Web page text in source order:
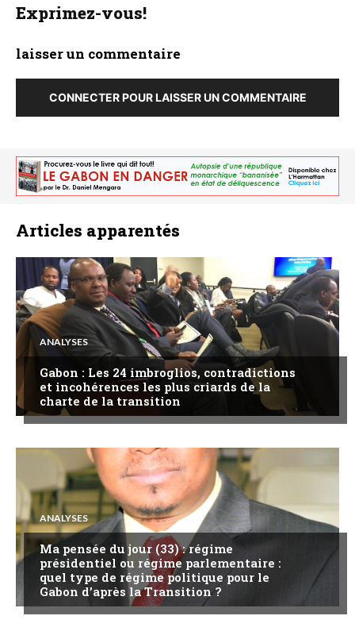
Exprimez-vous!
laisser un commentaire
CONNECTER POUR LAISSER UN COMMENTAIRE
Articles apparentés
ANALYSES
Gabon : Les 24 imbroglios, contradictions
et incohérences les plus criards de la
charte de la transition
ANALYSES
Ma pensée du jour (33) : régime
présidentiel ou régime parlementaire :
quel type de régime politique pour le
Gabon d’après la Transition ?